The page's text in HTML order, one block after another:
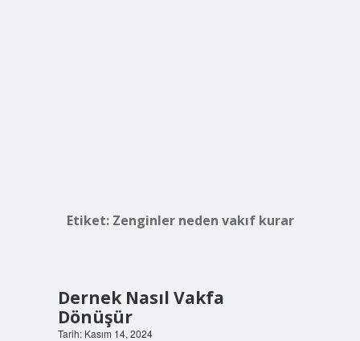
Etiket: Zenginler neden vakıf kurar
Dernek Nasıl Vakfa
Dönüşür
Tarih: Kasım 14, 2024